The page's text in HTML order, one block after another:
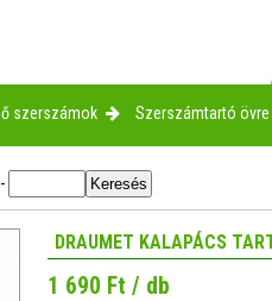
szerszámok Szerszámtartó övre
-
DRAUMET KALAPÁCS
1 690 Ft / db